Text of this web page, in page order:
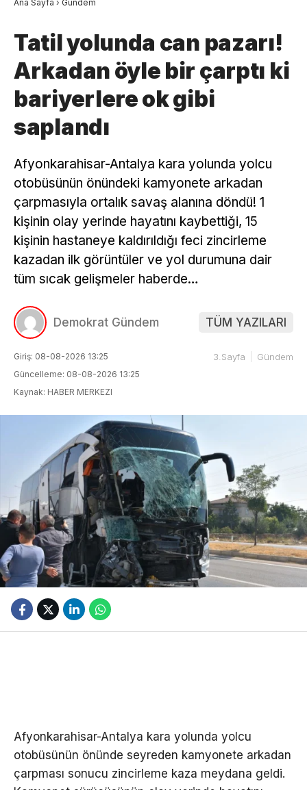
Ana Sayfa › Gündem
Tatil yolunda can pazarı!
Arkadan öyle bir çarptı ki
bariyerlere ok gibi
saplandı
Afyonkarahisar-Antalya kara yolunda yolcu
otobüsünün önündeki kamyonete arkadan
çarpmasıyla ortalık savaş alanına döndü! 1
kişinin olay yerinde hayatını kaybettiği, 15
kişinin hastaneye kaldırıldığı feci zincirleme
kazadan ilk görüntüler ve yol durumuna dair
tüm sıcak gelişmeler haberde…
Demokrat Gündem TÜM YAZILARI
Giriş: 08-08-2026 13:25
Güncelleme: 08-08-2026 13:25
Kaynak: HABER MERKEZI
3.Sayfa Gündem
Afyonkarahisar-Antalya kara yolunda yolcu
otobüsünün önünde seyreden kamyonete arkadan
çarpması sonucu zincirleme kaza meydana geldi.